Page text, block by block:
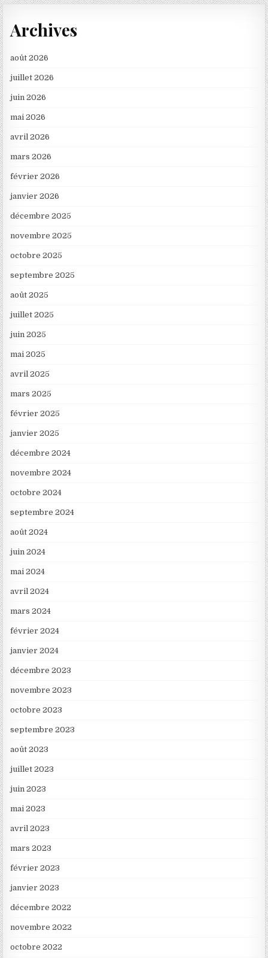
Archives
août 2026
juillet 2026
juin 2026
mai 2026
avril 2026
mars 2026
février 2026
janvier 2026
décembre 2025
novembre 2025
octobre 2025
septembre 2025
août 2025
juillet 2025
juin 2025
mai 2025
avril 2025
mars 2025
février 2025
janvier 2025
décembre 2024
novembre 2024
octobre 2024
septembre 2024
août 2024
juin 2024
mai 2024
avril 2024
mars 2024
février 2024
janvier 2024
décembre 2023
novembre 2023
octobre 2023
septembre 2023
août 2023
juillet 2023
juin 2023
mai 2023
avril 2023
mars 2023
février 2023
janvier 2023
décembre 2022
novembre 2022
octobre 2022